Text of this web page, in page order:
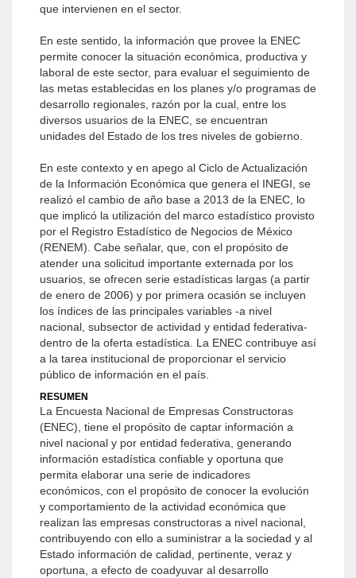
que intervienen en el sector.
En este sentido, la información que provee la ENEC
permite conocer la situación económica, productiva y
laboral de este sector, para evaluar el seguimiento de
las metas establecidas en los planes y/o programas de
desarrollo regionales, razón por la cual, entre los
diversos usuarios de la ENEC, se encuentran
unidades del Estado de los tres niveles de gobierno.
En este contexto y en apego al Ciclo de Actualización
de la Información Económica que genera el INEGI, se
realizó el cambio de año base a 2013 de la ENEC, lo
que implicó la utilización del marco estadístico provisto
por el Registro Estadístico de Negocios de México
(RENEM). Cabe señalar, que, con el propósito de
atender una solicitud importante externada por los
usuarios, se ofrecen serie estadísticas largas (a partir
de enero de 2006) y por primera ocasión se incluyen
los índices de las principales variables -a nivel
nacional, subsector de actividad y entidad federativa-
dentro de la oferta estadística. La ENEC contribuye así
a la tarea institucional de proporcionar el servicio
público de información en el país.
RESUMEN
La Encuesta Nacional de Empresas Constructoras
(ENEC), tiene el propósito de captar información a
nivel nacional y por entidad federativa, generando
información estadística confiable y oportuna que
permita elaborar una serie de indicadores
económicos, con el propósito de conocer la evolución
y comportamiento de la actividad económica que
realizan las empresas constructoras a nivel nacional,
contribuyendo con ello a suministrar a la sociedad y al
Estado información de calidad, pertinente, veraz y
oportuna, a efecto de coadyuvar al desarrollo